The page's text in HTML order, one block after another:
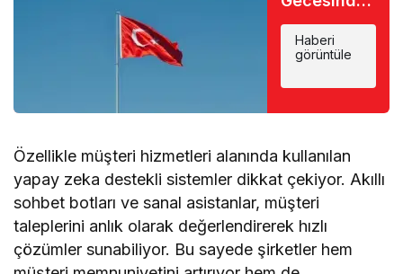
Büyük Şok:
Favori İsim
Eli Boş
Döndü
Haberi
görüntüle
Özellikle müşteri hizmetleri alanında kullanılan
yapay zeka destekli sistemler dikkat çekiyor. Akıllı
sohbet botları ve sanal asistanlar, müşteri
taleplerini anlık olarak değerlendirerek hızlı
çözümler sunabiliyor. Bu sayede şirketler hem